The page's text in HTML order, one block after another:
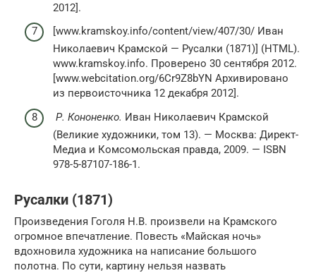
2012].
[www.kramskoy.info/content/view/407/30/ Иван
Николаевич Крамской — Русалки (1871)] (HTML).
www.kramskoy.info. Проверено 30 сентября 2012.
[www.webcitation.org/6Cr9Z8bYN Архивировано
из первоисточника 12 декабря 2012].
Р. Кононенко. Иван Николаевич Крамской
(Великие художники, том 13). — Москва: Директ-
Медиа и Комсомольская правда, 2009. — ISBN
978-5-87107-186-1.
Русалки (1871)
Произведения Гоголя Н.В. произвели на Крамского
огромное впечатление. Повесть «Майская ночь»
вдохновила художника на написание большого
полотна. По сути, картину нельзя назвать